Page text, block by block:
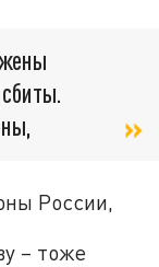
России,
– тоже